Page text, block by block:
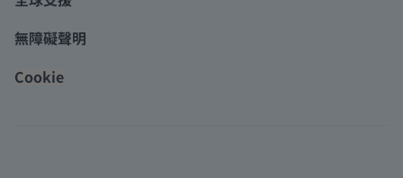
無障礙聲明
Cookie